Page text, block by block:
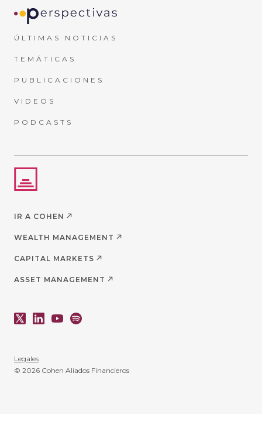
ÚLTIMAS NOTICIAS
TEMÁTICAS
PUBLICACIONES
VIDEOS
PODCASTS
IR A COHEN
WEALTH MANAGEMENT
CAPITAL MARKETS
ASSET MANAGEMENT
Legales
© 2026 Cohen Aliados Financieros